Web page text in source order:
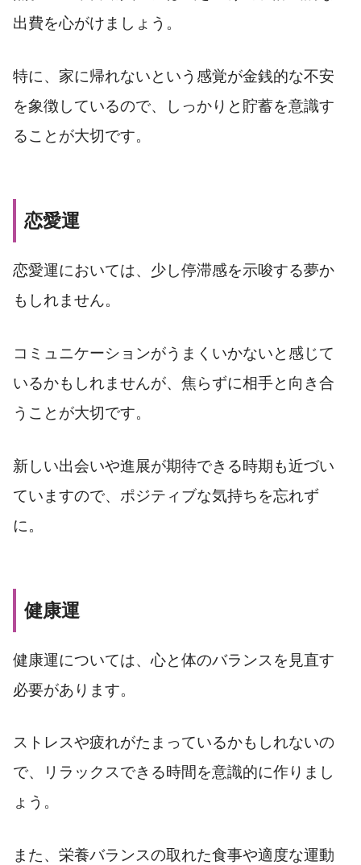
出費を心がけましょう。
特に、家に帰れないという感覚が金銭的な不安
を象徴しているので、しっかりと貯蓄を意識す
ることが大切です。
恋愛運
恋愛運においては、少し停滞感を示唆する夢か
もしれません。
コミュニケーションがうまくいかないと感じて
いるかもしれませんが、焦らずに相手と向き合
うことが大切です。
新しい出会いや進展が期待できる時期も近づい
ていますので、ポジティブな気持ちを忘れず
に。
健康運
健康運については、心と体のバランスを見直す
必要があります。
ストレスや疲れがたまっているかもしれないの
で、リラックスできる時間を意識的に作りまし
ょう。
また、栄養バランスの取れた食事や適度な運動